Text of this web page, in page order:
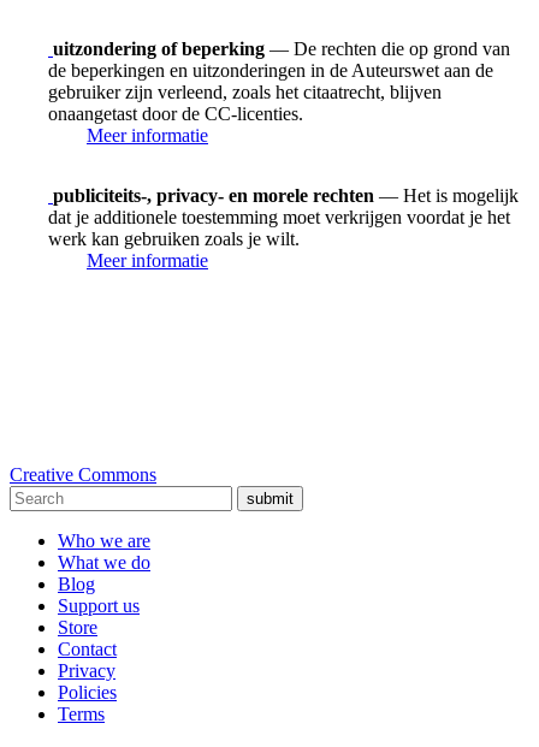
uitzondering of beperking — De rechten die op grond van
de beperkingen en uitzonderingen in de Auteurswet aan de
gebruiker zijn verleend, zoals het citaatrecht, blijven
onaangetast door de CC-licenties.
Meer informatie
publiciteits-, privacy- en morele rechten — Het is mogelijk
dat je additionele toestemming moet verkrijgen voordat je het
werk kan gebruiken zoals je wilt.
Meer informatie
Creative Commons
submit
Who we are
What we do
Blog
Support us
Store
Contact
Privacy
Policies
Terms